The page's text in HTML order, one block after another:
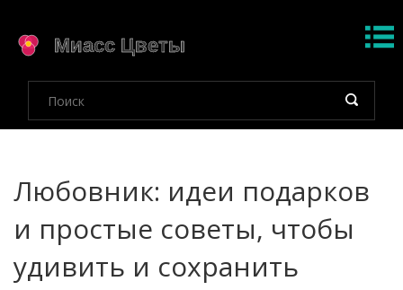
Любовник: идеи подарков
и простые советы, чтобы
удивить и сохранить